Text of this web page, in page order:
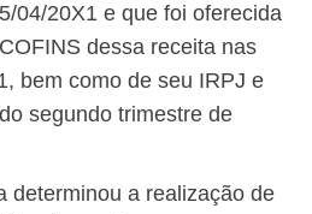
04/20X1 e que foi oferecida
dessa receita nas
bem como de seu IRPJ e
segundo trimestre de
determinou a realização de